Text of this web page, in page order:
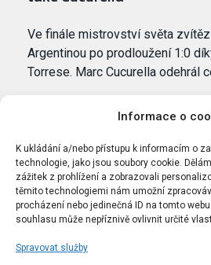
Informace o
K ukládání a/nebo přístupu k informacím o
technologie, jako jsou soubory cookie.
zážitek z prohlížení a zobrazovali
těmito technologiemi nám umožní
procházení nebo jedinečná ID na tomto
souhlasu může nepříznivě ovlivnit určité
Spravovat služby
Ve finále mistrovství světa
Argentinou po prodloužení 1:0
Torrese. Marc Cucurella odehrál